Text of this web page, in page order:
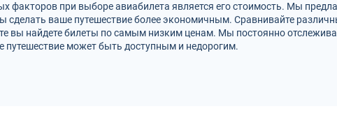
факторов при выборе авиабилета является его стоимость. Мы
сделать ваше путешествие более экономичным. Сравнивайте
вы найдете билеты по самым низким ценам. Мы постоянно
может быть доступным и недорогим.